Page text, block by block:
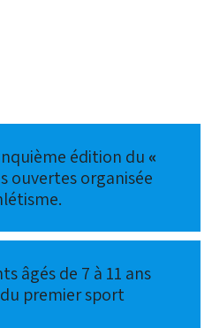
édition du «
ouvertes organisée
âgés de 7 à 11 ans
premier sport